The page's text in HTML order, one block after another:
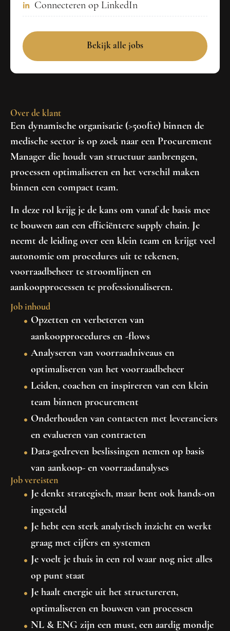
Over de klant
Een dynamische organisatie (>500fte) binnen de
medische sector is op zoek naar een Procurement
Manager die houdt van structuur aanbrengen,
processen optimaliseren en het verschil maken
binnen een compact team.
In deze rol krijg je de kans om vanaf de basis mee
te bouwen aan een efficiëntere supply chain. Je
neemt de leiding over een klein team en krijgt veel
autonomie om procedures uit te tekenen,
voorraadbeheer te stroomlijnen en
aankoopprocessen te professionaliseren.
Job inhoud
Opzetten en verbeteren van
aankoopprocedures en -flows
Analyseren van voorraadniveaus en
optimaliseren van het voorraadbeheer
Leiden, coachen en inspireren van een klein
team binnen procurement
Onderhouden van contacten met leveranciers
en evalueren van contracten
Data-gedreven beslissingen nemen op basis
van aankoop- en voorraadanalyses
Job vereisten
Je denkt strategisch, maar bent ook hands-on
ingesteld
Je hebt een sterk analytisch inzicht en werkt
graag met cijfers en systemen
Je voelt je thuis in een rol waar nog niet alles
op punt staat
Je haalt energie uit het structureren,
optimaliseren en bouwen van processen
NL & ENG zijn een must, een aardig mondje
Connecteren op LinkedIn
Bekijk alle jobs